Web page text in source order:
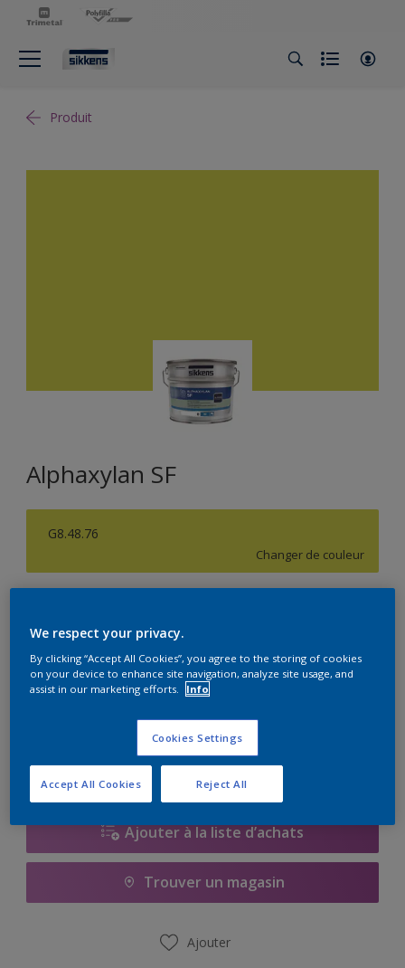
Produit
Alphaxylan SF
G8.48.76
Changer de couleur
5L
Quantité Calculateur de peinture
Calculer
Ajouter à la liste d’achats
Trouver un magasin
Ajouter
We respect your privacy.
By clicking “Accept All Cookies”, you agree to the storing of cookies
on your device to enhance site navigation, analyze site usage, and
assist in our marketing efforts.
Info
Cookies Settings
Reject All
Accept All Cookies